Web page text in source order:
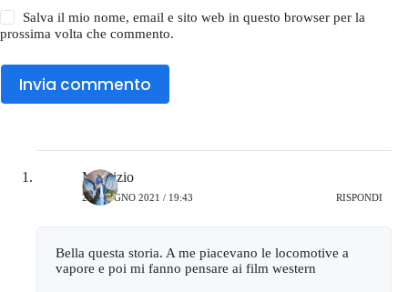
Salva il mio nome, email e sito web in questo browser per la
prossima volta che commento.
Invia commento
Maurizio
23 GIUGNO 2021 / 19:43 RISPONDI
Bella questa storia. A me piacevano le locomotive a
vapore e poi mi fanno pensare ai film western